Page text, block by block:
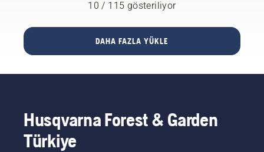
birçok
ülkeden
kullanıcıya
You adı
bölmelerinden
makinelerimizi
bahçe
bakımı
için ideal
bulmanızda
bıçaklarla
Husqvarna
10 / 115 gösteriliyor
DAHA FAZLA YÜKLE
Husqvarna Forest & Garden
Türkiye